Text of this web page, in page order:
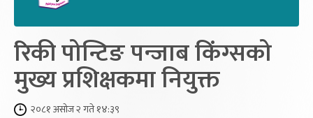
रिकी पोन्टिङ पन्जाब किंग्सको
मुख्य प्रशिक्षकमा नियुक्त
२०८१ असोज २ गते १४:३९